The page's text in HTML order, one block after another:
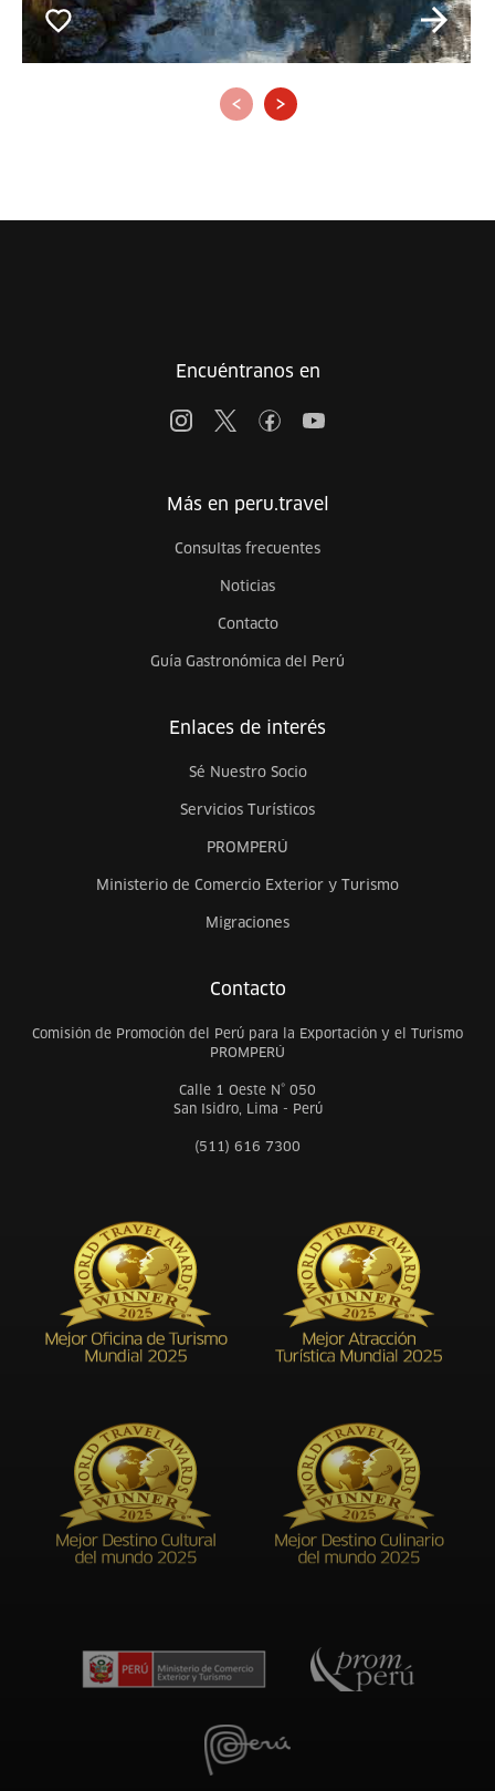
‹ ›
Encuéntranos en
Más en peru.travel
Consultas frecuentes
Noticias
Contacto
Guía Gastronómica del Perú
Enlaces de interés
Sé Nuestro Socio
Servicios Turísticos
PROMPERÚ
Ministerio de Comercio Exterior y Turismo
Migraciones
Contacto
Comisión de Promoción del Perú para la Exportación y el Turismo
PROMPERÚ
Calle 1 Oeste N° 050
San Isidro, Lima - Perú
(511) 616 7300